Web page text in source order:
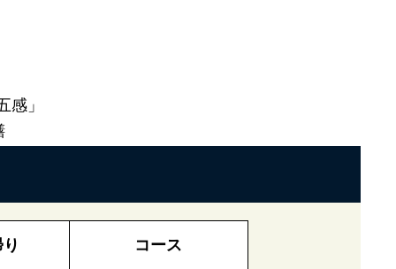
」
コース